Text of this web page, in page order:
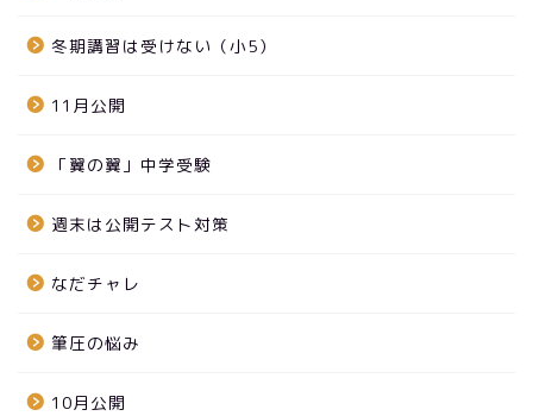
冬期講習は受けない（小5）
11月公開
「翼の翼」中学受験
週末は公開テスト対策
なだチャレ
筆圧の悩み
10月公開